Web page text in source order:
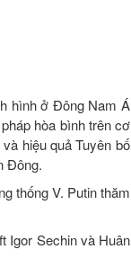
hình ở Đông Nam Á
hòa bình trên cơ
hiệu quả Tuyên bố
Đông.
thống V. Putin thăm
Igor Sechin và Huân